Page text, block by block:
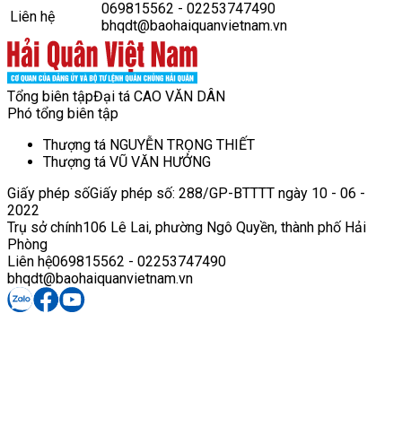
Liên hệ
069815562 - 02253747490
bhqdt@baohaiquanvietnam.vn
Tổng biên tậpĐại tá CAO VĂN DÂN
Phó tổng biên tập
Thượng tá NGUYỄN TRỌNG THIẾT
Thượng tá VŨ VĂN HƯỞNG
Giấy phép sốGiấy phép số: 288/GP-BTTTT ngày 10 - 06 -
2022
Trụ sở chính106 Lê Lai, phường Ngô Quyền, thành phố Hải
Phòng
Liên hệ069815562 - 02253747490
bhqdt@baohaiquanvietnam.vn